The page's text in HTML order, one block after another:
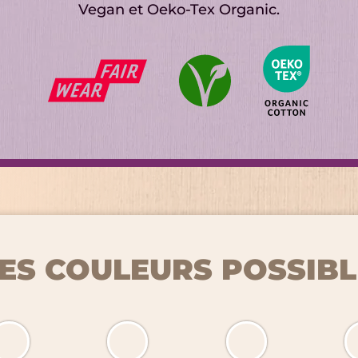
Vegan et Oeko-Tex Organic.
COULEURS